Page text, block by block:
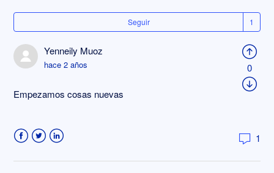
Seguir
Yenneily Muoz
hace 2 años
Empezamos cosas nuevas
0
1